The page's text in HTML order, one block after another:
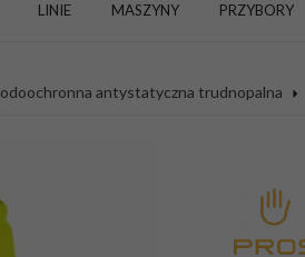
LINIE MASZYNY PRZYBORY
antystatyczna trudnopalna